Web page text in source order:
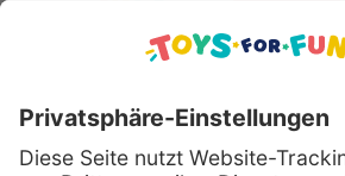
Sicher bezahlen mit: